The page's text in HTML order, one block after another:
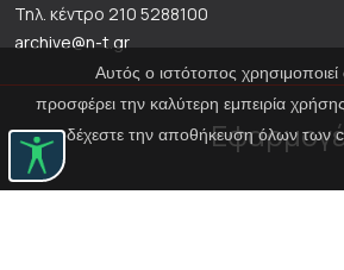
Αυτός ο ιστότοπος
προσφέρει την καλύτερη εμπειρία
αποδέχεστε την αποθήκευση όλων των
Τηλ. κέντρο 210 5288100
archive@n-t.gr